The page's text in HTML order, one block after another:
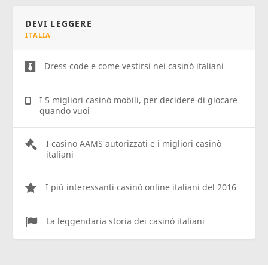
DEVI LEGGERE
ITALIA
Dress code e come vestirsi nei casinò italiani
I 5 migliori casinò mobili, per decidere di giocare
quando vuoi
I casino AAMS autorizzati e i migliori casinò
italiani
I più interessanti casinò online italiani del 2016
La leggendaria storia dei casinò italiani